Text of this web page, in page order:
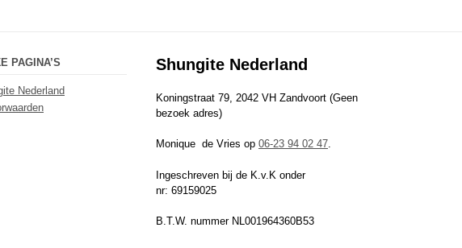
PAGINA’S
Nederland
Shungite Nederland
Koningstraat 79, 2042 VH Zandvoort (Geen
bezoek adres)
Monique de Vries op 06-23 94 02 47.
Ingeschreven bij de K.v.K onder
nr: 69159025
B.T.W. nummer NL001964360B53